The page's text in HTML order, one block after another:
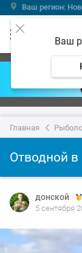
Ваш регион:
Ваш
Главная
Отводной в
донской
5 сентября